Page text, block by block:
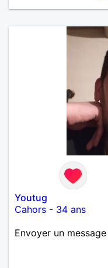
Youtug
Cahors - 34 ans
Envoyer un